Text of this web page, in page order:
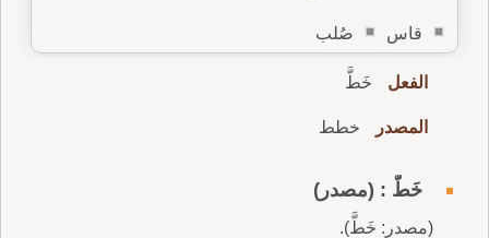
قاس صُلب
الفعل خَطَّ
المصدر خطط
خَطٌّ : (مصدر)
(مصدر: خَطَّ).